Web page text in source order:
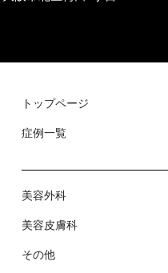
トップページ
症例⼀覧
美容外科
美容⽪膚科
その他